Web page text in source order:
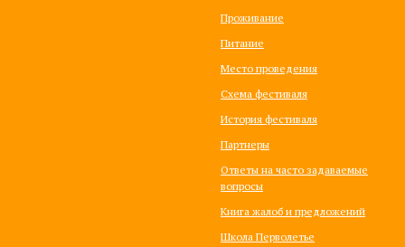
Проживание
Питание
Место проведения
Схема фестиваля
История фестиваля
Партнеры
Ответы на часто задаваемые
вопросы
Книга жалоб и предложений
Школа Перволетье